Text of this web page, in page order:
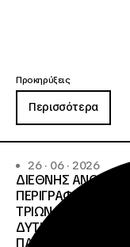
Προκηρύξεις
Περισσότερα
26 · 06 · 2026
ΔΙΕΘΝΗΣ
ΤΡΙΩΝ ΤΩΝ
ΔΥΤΙΚΗΣ
ΠΑΝΕΠΙΣΤΗΜΙΟΥ